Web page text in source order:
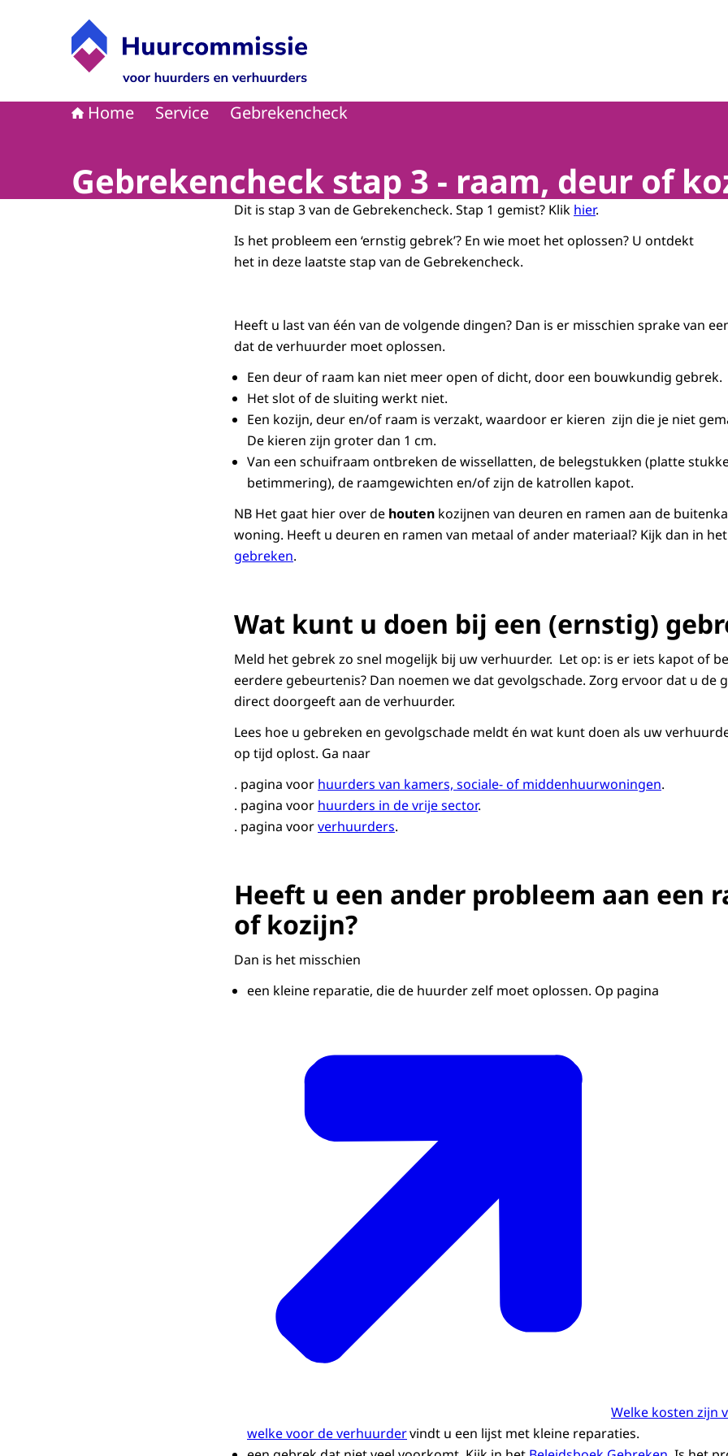
Home Service Gebrekencheck
Gebrekencheck stap 3 - raam, deur of
Dit is stap 3 van de Gebrekencheck. Stap 1 gemist? Klik hier.
Is het probleem een ‘ernstig gebrek’? En wie moet het oplossen? U ontdekt
het in deze laatste stap van de Gebrekencheck.
Heeft u last van één van de volgende dingen? Dan is er misschien sprake van
dat de verhuurder moet oplossen.
Een deur of raam kan niet meer open of dicht, door een bouwkundig gebrek.
Het slot of de sluiting werkt niet.
Een kozijn, deur en/of raam is verzakt, waardoor er kieren zijn die je niet
De kieren zijn groter dan 1 cm.
Van een schuifraam ontbreken de wissellatten, de belegstukken (platte
betimmering), de raamgewichten en/of zijn de katrollen kapot.
NB Het gaat hier over de houten kozijnen van deuren en ramen aan de
woning. Heeft u deuren en ramen van metaal of ander materiaal? Kijk dan in
gebreken.
Wat kunt u doen bij een (ernstig)
Meld het gebrek zo snel mogelijk bij uw verhuurder. Let op: is er iets kapot of
eerdere gebeurtenis? Dan noemen we dat gevolgschade. Zorg ervoor dat u de
direct doorgeeft aan de verhuurder.
Lees hoe u gebreken en gevolgschade meldt én wat kunt doen als uw
op tijd oplost. Ga naar
. pagina voor huurders van kamers, sociale- of middenhuurwoningen.
. pagina voor huurders in de vrije sector.
. pagina voorverhuurders.
Heeft u een ander probleem aan een
of kozijn?
Dan is het misschien
een kleine reparatie, die de huurder zelf moet oplossen. Op pagina
Welke kosten zijn
welke voor de verhuurdervindt u een lijst met kleine reparaties.